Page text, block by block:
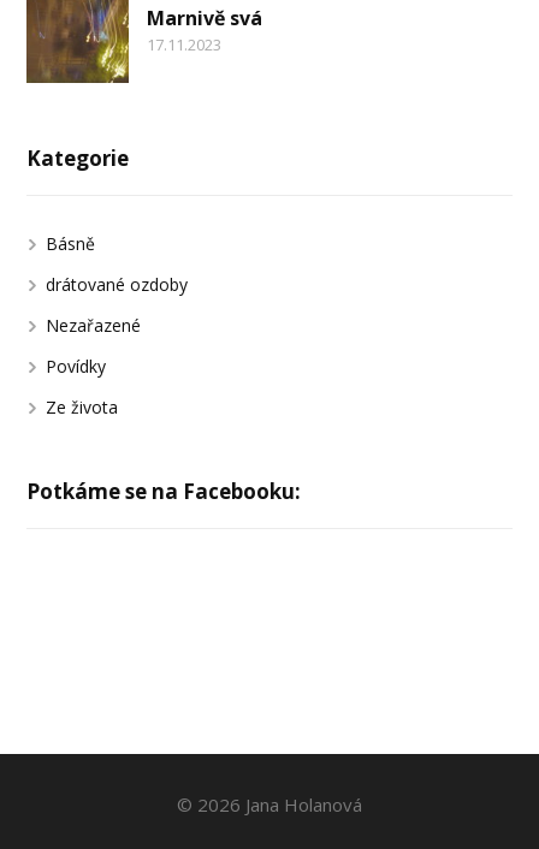
Marnivě svá
17.11.2023
Kategorie
Básně
drátované ozdoby
Nezařazené
Povídky
Ze života
Potkáme se na Facebooku:
© 2026 Jana Holanová